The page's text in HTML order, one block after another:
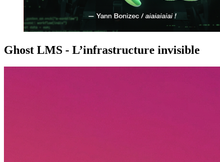
Ghost LMS - L’infrastructure invisible